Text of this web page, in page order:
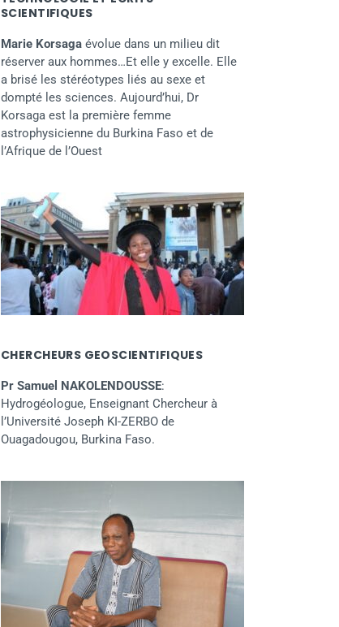
SCIENTIFIQUES
Marie Korsaga évolue dans un milieu dit
réserver aux hommes…Et elle y excelle. Elle
a brisé les stéréotypes liés au sexe et
dompté les sciences. Aujourd’hui, Dr
Korsaga est la première femme
astrophysicienne du Burkina Faso et de
l’Afrique de l’Ouest
CHERCHEURS GEOSCIENTIFIQUES
Pr Samuel NAKOLENDOUSSE:
Hydrogéologue, Enseignant Chercheur à
l’Université Joseph KI-ZERBO de
Ouagadougou, Burkina Faso.